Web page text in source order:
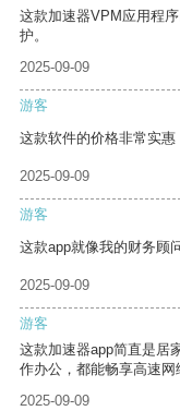
这款加速器VPM应用程
护。
2025-09-09
游客
这款软件的价格非常实惠
2025-09-09
游客
这款app就像我的财务顾
2025-09-09
游客
这款加速器app简直是居
作办公，都能畅享高速网
2025-09-09